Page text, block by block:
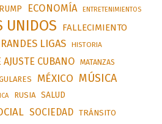
ECONOMÍA ENTRETENIMIENTOS
UNIDOS FALLECIMIENTO
LIGAS HISTORIA
AJUSTE CUBANO MATANZAS
MÉXICO MÚSICA
RUSIA SALUD
SOCIEDAD TRÁNSITO